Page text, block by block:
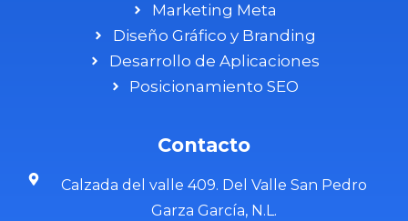
Marketing Meta
Diseño Gráfico y Branding
Desarrollo de Aplicaciones
Posicionamiento SEO
Contacto
Calzada del valle 409. Del Valle San Pedro
Garza García, N.L.